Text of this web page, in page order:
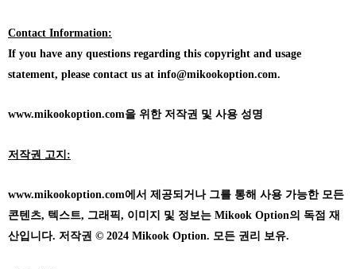
Contact Information:
If you have any questions regarding this copyright and usage
statement, please contact us at info@mikookoption.com.
www.mikookoption.com을 위한 저작권 및 사용 성명
저작권 고지:
www.mikookoption.com에서 제공되거나 그를 통해 사용 가능한 모든
콘텐츠, 텍스트, 그래픽, 이미지 및 정보는 Mikook Option의 독점 재
산입니다. 저작권 © 2024 Mikook Option. 모든 권리 보유.